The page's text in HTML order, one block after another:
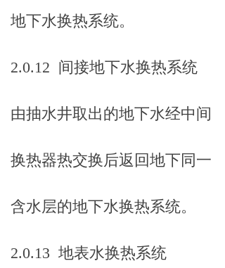
地下水换热系统。
2.0.12 间接地下水换热系统
由抽水井取出的地下水经中间
换热器热交换后返回地下同一
含水层的地下水换热系统。
2.0.13 地表水换热系统